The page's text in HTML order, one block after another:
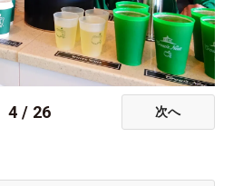
4 / 26 次へ